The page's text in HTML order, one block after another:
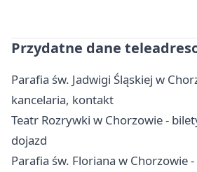
Przydatne dane
Parafia św. Jadwigi Śląskiej w
kancelaria, kontakt
Teatr Rozrywki w Chorzowie -
dojazd
Parafia św. Floriana w Chorzowie